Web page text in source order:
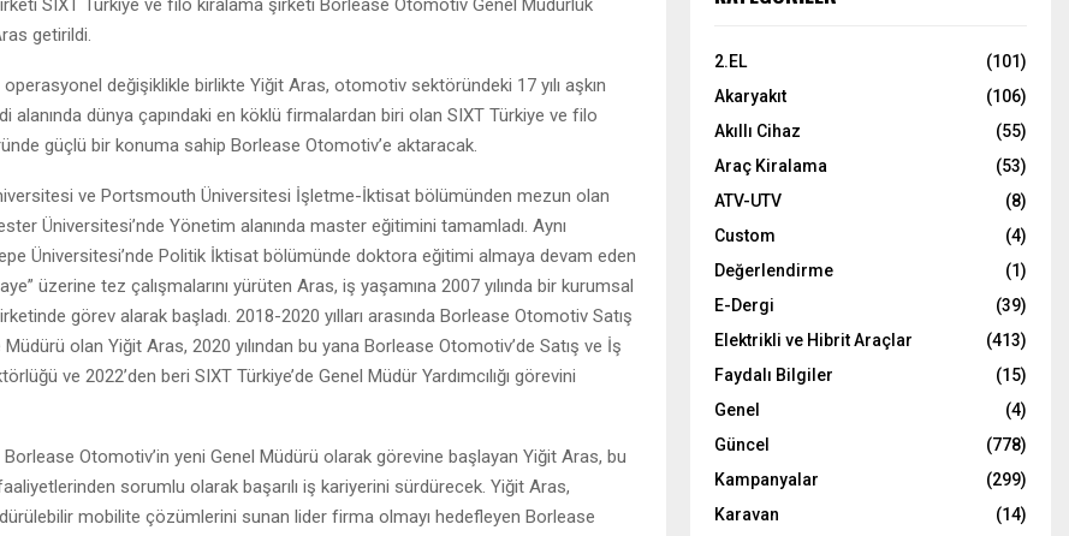
getirildi.
değişiklikle birlikte Yiğit Aras, otomotiv sektöründeki 17 yılı aşkın
alanında dünya çapındaki en köklü firmalardan biri olan SIXT Türkiye ve filo
güçlü bir konuma sahip Borlease Otomotiv’e aktaracak.
ve Portsmouth Üniversitesi İşletme-İktisat bölümünden mezun olan
Üniversitesi’nde Yönetim alanında master eğitimini tamamladı. Aynı
Üniversitesi’nde Politik İktisat bölümünde doktora eğitimi almaya devam eden
üzerine tez çalışmalarını yürüten Aras, iş yaşamına 2007 yılında bir kurumsal
görev alarak başladı. 2018-2020 yılları arasında Borlease Otomotiv Satış
olan Yiğit Aras, 2020 yılından bu yana Borlease Otomotiv’de Satış ve İş
ve 2022’den beri SIXT Türkiye’de Genel Müdür Yardımcılığı görevini
Borlease Otomotiv’in yeni Genel Müdürü olarak görevine başlayan Yiğit Aras, bu
sorumlu olarak başarılı iş kariyerini sürdürecek. Yiğit Aras,
mobilite çözümlerini sunan lider firma olmayı hedefleyen Borlease
2.EL
(101)
Akaryakıt
(106)
Akıllı Cihaz
(55)
Araç Kiralama
(53)
ATV-UTV
(8)
Custom
(4)
Değerlendirme
(1)
E-Dergi
(39)
Elektrikli ve Hibrit Araçlar
(413)
Faydalı Bilgiler
(15)
Genel
(4)
Güncel
(778)
Kampanyalar
(299)
Karavan
(14)